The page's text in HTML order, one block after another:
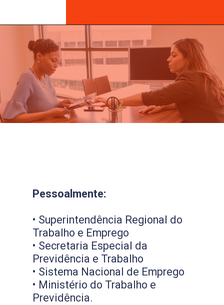
Pessoalmente:
• Superintendência Regional do
Trabalho e Emprego
• Secretaria Especial da
Previdência e Trabalho
• Sistema Nacional de Emprego
• Ministério do Trabalho e
Previdência.